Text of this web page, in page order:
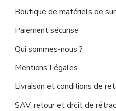
Boutique de matériels de
Paiement sécurisé
Qui sommes-nous ?
Mentions Légales
Livraison et conditions de
SAV, retour et droit de